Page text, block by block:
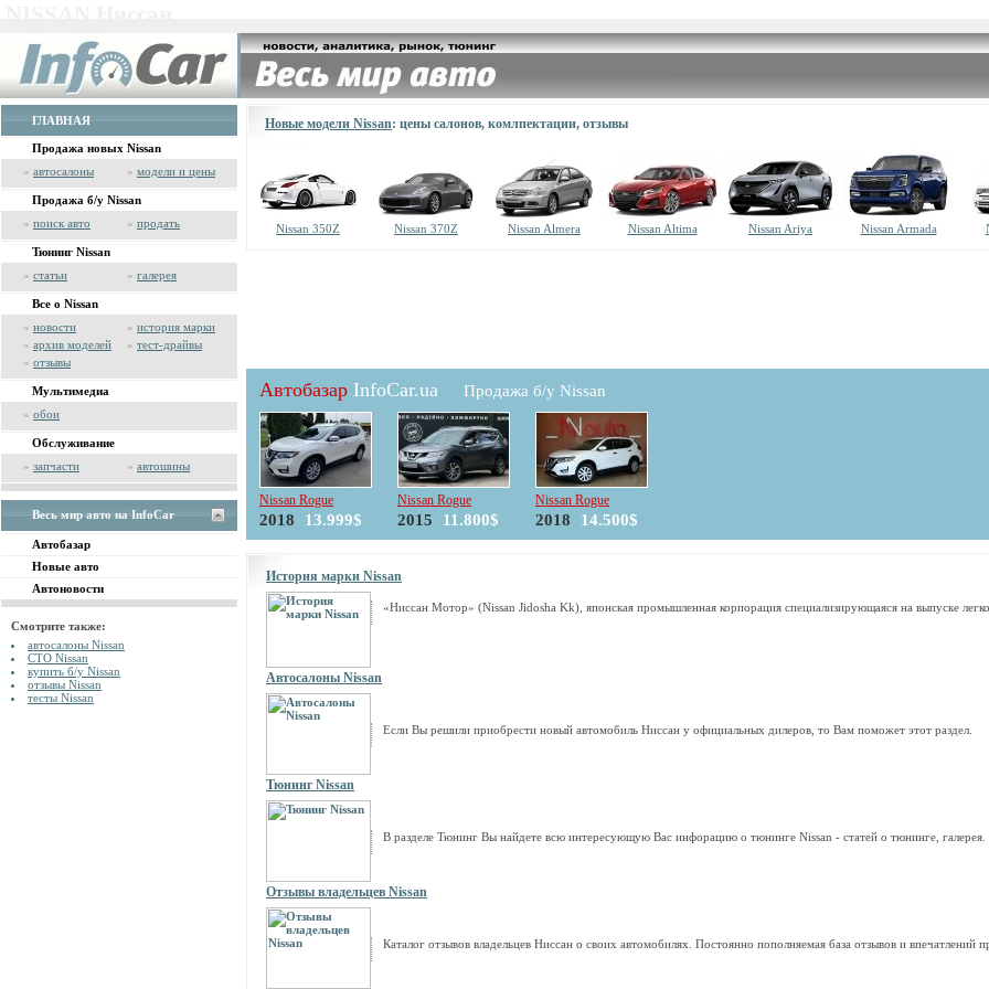
ГЛАВНАЯ
Продажа новых Nissan
» автосалоны » модели и цены
Продажа б/у Nissan
» поиск авто » продать
Тюнинг Nissan
» статьи » галерея
Все о Nissan
» новости » история марки
» архив моделей » тест-драйвы
» отзывы
Мультимедиа
» обои
Обслуживание
» запчасти » автошины
Весь мир авто на InfoCar
Автобазар
Новые авто
Автоновости
Смотрите также:
автосалоны Nissan
СТО Nissan
купить б/у Nissan
отзывы Nissan
тесты Nissan
Новые модели Nissan: цены салонов, комлпектации, отзывы
Nissan 350Z Nissan 370Z Nissan Almera Nissan Altima Nissan Ariya Nissan Armada
Автобазар InfoCar.ua Продажа б/у Nissan
Nissan Rogue
2018 13.999$
Nissan Rogue
2015 11.800$
Nissan Rogue
2018 14.500$
История марки Nissan
«Ниссан Мотор» (Nissan Jidosha Kk), японская промышленная корпорация специализирующаяся на выпуске
Автосалоны Nissan
Если Вы решили приобрести новый автомобиль Ниссан у официальных дилеров, то Вам поможет этот раздел.
Тюнинг Nissan
В разделе Тюнинг Вы найдете всю интересующую Вас инфорацию о тюнинге Nissan - статей о тюнинге, галерея.
Отзывы владельцев Nissan
Каталог отзывов владельцев Ниссан о своих автомобилях. Постоянно пополняемая база отзывов и впечатлений